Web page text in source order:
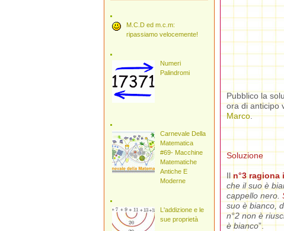
Pubblico la
ora di anticipo
Marco.
Soluzione
Iln°3 ragiona
che il suo è
cappello nero.
suo è bianco,
n°2 non è
è bianco”.
M.C.D ed m.c.m:
ripassiamo velocemente!
Numeri
Palindromi
Carnevale Della
Matematica
#69- Macchine
Matematiche
Antiche E
Moderne
L'addizione e le
sue proprietà